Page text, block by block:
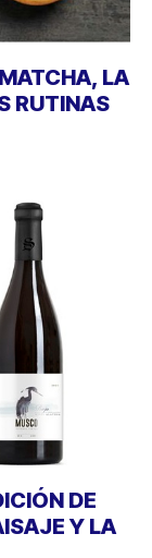
LA
RUTINAS
DE
Y LA